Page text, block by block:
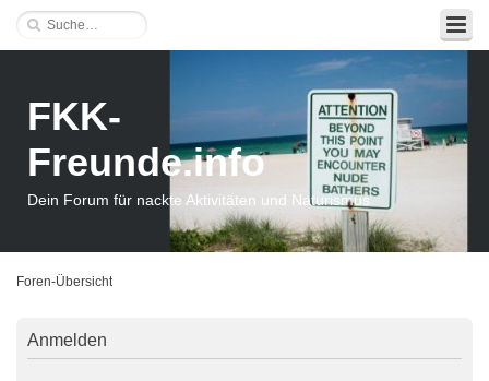
FKK-
Freunde.info
Dein Forum für nackte Aktivitäten und Naturismus
Foren-Übersicht
Anmelden